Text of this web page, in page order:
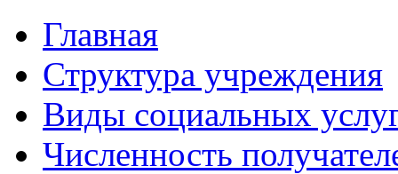
Главная
Структура учреждения
Виды социальных
Численность